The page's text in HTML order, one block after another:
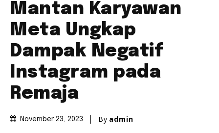
Mantan Karyawan
Meta Ungkap
Dampak Negatif
Instagram pada
Remaja
November 23, 2023 By admin